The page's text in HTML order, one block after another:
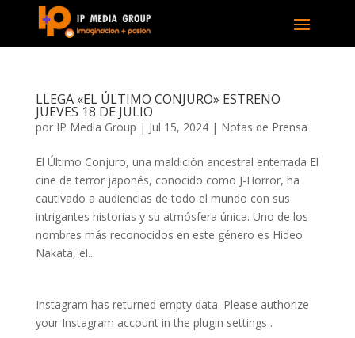
LLEGA «EL ÚLTIMO CONJURO» ESTRENO
JUEVES 18 DE JULIO
por IP Media Group | Jul 15, 2024| Notas de Prensa
El Último Conjuro, una maldición ancestral enterrada El
cine de terror japonés, conocido como J-Horror, ha
cautivado a audiencias de todo el mundo con sus
intrigantes historias y su atmósfera única. Uno de los
nombres más reconocidos en este género es Hideo
Nakata, el...
Instagram has returned empty data. Please authorize
your Instagram account in the plugin settings .